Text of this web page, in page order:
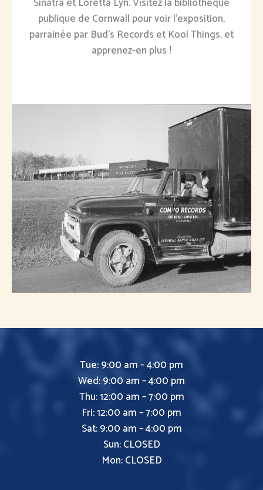
publique de Cornwall pour voir l'exposition,
parrainée par Bud's Records et Kool Things, et
apprenez-en plus !
Tue: 9:00 am – 4:00 pm
Wed: 9:00 am – 4:00 pm
Thu: 12:00 am – 7:00 pm
Fri: 12:00 am – 7:00 pm
Sat: 9:00 am – 4:00 pm
Sun: CLOSED
Mon: CLOSED